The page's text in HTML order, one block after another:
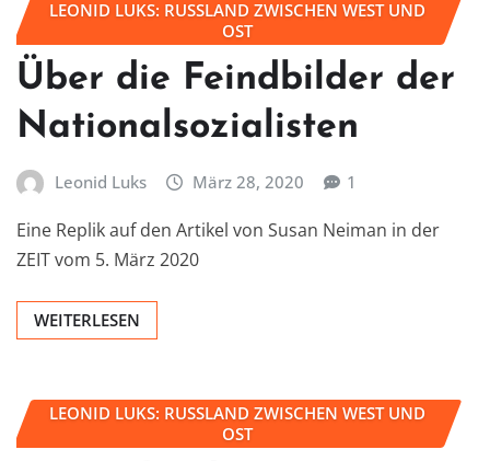
LEONID LUKS: RUSSLAND ZWISCHEN WEST UND
OST
Über die Feindbilder der
Nationalsozialisten
Leonid Luks März 28, 2020 1
Eine Replik auf den Artikel von Susan Neiman in der
ZEIT vom 5. März 2020
WEITERLESEN
LEONID LUKS: RUSSLAND ZWISCHEN WEST UND
OST